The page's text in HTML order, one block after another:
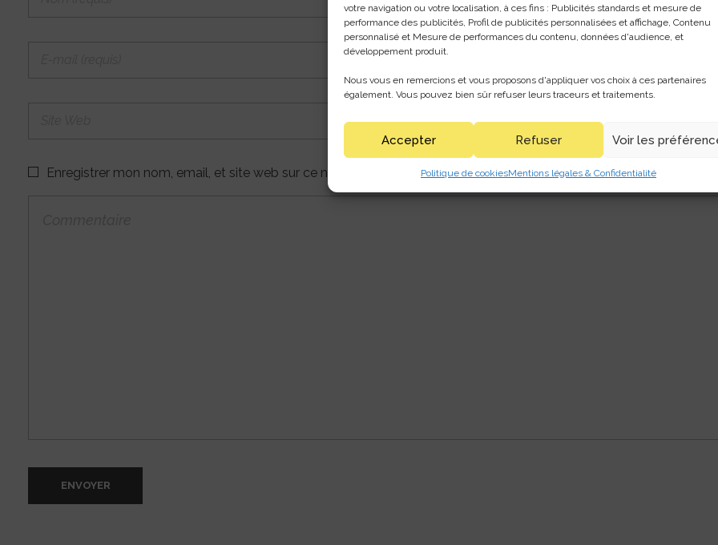
votre navigation ou votre localisation, à ces fins : Publicités standards et mesure de
performance des publicités, Profil de publicités personnalisées et affichage, Contenu
personnalisé et Mesure de performances du contenu, données d'audience, et
développement produit.
Nous vous en remercions et vous proposons d'appliquer vos choix à ces partenaires
également. Vous pouvez bien sûr refuser leurs traceurs et traitements.
Accepter Refuser Voir les
Politique de cookiesMentions légales & Confidentialité
Enregistrer mon nom, email, et site web sur ce navigateur pour la prochaine fois que je commente.